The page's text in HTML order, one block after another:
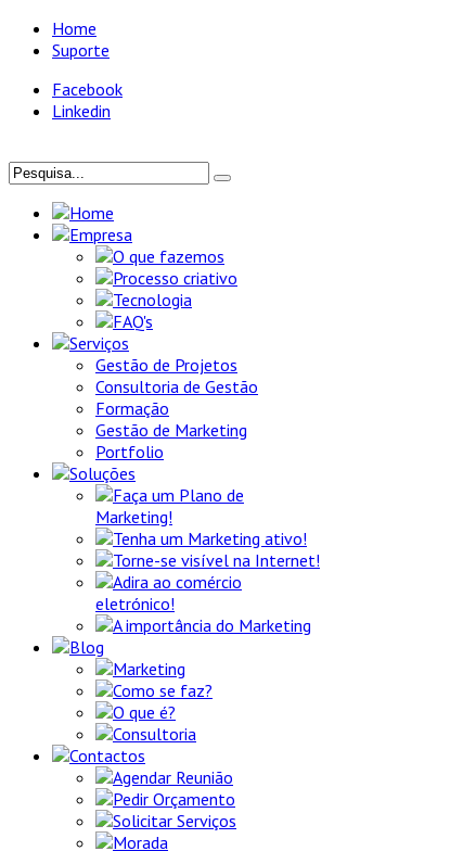
Home
Suporte
Facebook
Linkedin
Home
Empresa
O que fazemos
Processo criativo
Tecnologia
FAQ's
Serviços
Gestão de Projetos
Consultoria de Gestão
Formação
Gestão de Marketing
Portfolio
Soluções
Faça um Plano de
Marketing!
Tenha um Marketing ativo!
Torne-se visível na Internet!
Adira ao comércio
eletrónico!
A importância do Marketing
Blog
Marketing
Como se faz?
O que é?
Consultoria
Contactos
Agendar Reunião
Pedir Orçamento
Solicitar Serviços
Morada